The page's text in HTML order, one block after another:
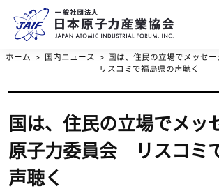
ホーム 国内ニュース
国は、住民の立場でメッセ
リスコミで福島県の声聴く
国は、住民の立場でメ
原子力委員会 リスコミ
声聴く